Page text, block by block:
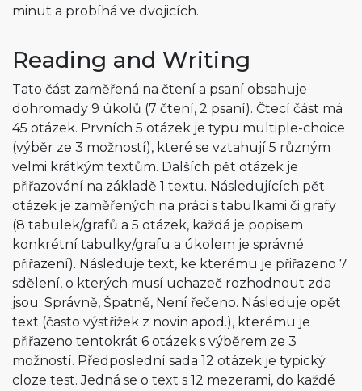
minut a probíhá ve dvojicích.
Reading and Writing
Tato část zaměřená na čtení a psaní obsahuje
dohromady 9 úkolů (7 čtení, 2 psaní). Čtecí část má
45 otázek. Prvních 5 otázek je typu multiple-choice
(výběr ze 3 možností), které se vztahují 5 různým
velmi krátkým textům. Dalších pět otázek je
přiřazování na základě 1 textu. Následujících pět
otázek je zaměřených na práci s tabulkami či grafy
(8 tabulek/grafů a 5 otázek, každá je popisem
konkrétní tabulky/grafu a úkolem je správné
přiřazení). Následuje text, ke kterému je přiřazeno 7
sdělení, o kterých musí uchazeč rozhodnout zda
jsou: Správně, Špatně, Není řečeno. Následuje opět
text (často výstřižek z novin apod.), kterému je
přiřazeno tentokrát 6 otázek s výběrem ze 3
možností. Předposlední sada 12 otázek je typický
cloze test. Jedná se o text s 12 mezerami, do každé